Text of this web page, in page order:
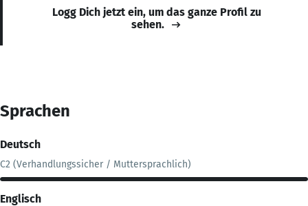
Logg Dich jetzt ein, um das ganze Profil zu
sehen.
Sprachen
Deutsch
C2 (Verhandlungssicher / Muttersprachlich)
Englisch